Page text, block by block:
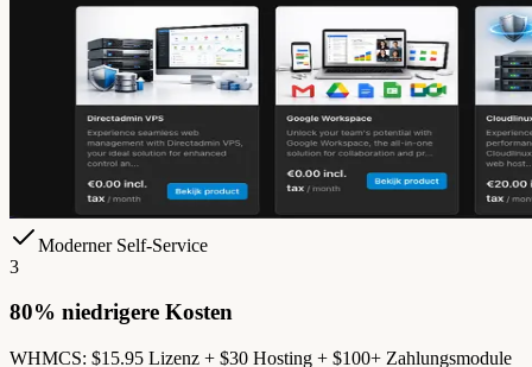
Moderner Self-Service
3
80% niedrigere Kosten
WHMCS: $15.95 Lizenz + $30 Hosting + $100+ Zahlungsmodule